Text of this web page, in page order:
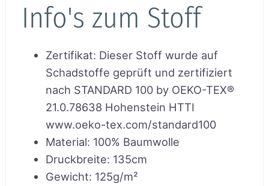
Info's zum Stoff
Zertifikat: Dieser Stoff wurde auf
Schadstoffe geprüft und zertifiziert
nach STANDARD 100 by OEKO-TEX®
21.0.78638 Hohenstein HTTI
www.oeko-tex.com/standard100
Material: 100% Baumwolle
Druckbreite: 135cm
Gewicht: 125g/m²